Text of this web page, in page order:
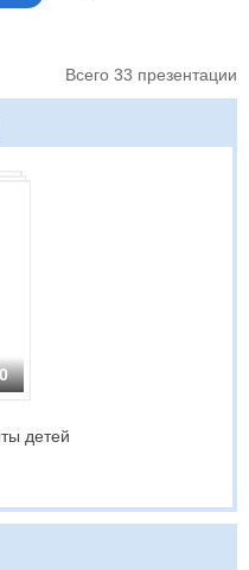
Всего 33 презентации
детей